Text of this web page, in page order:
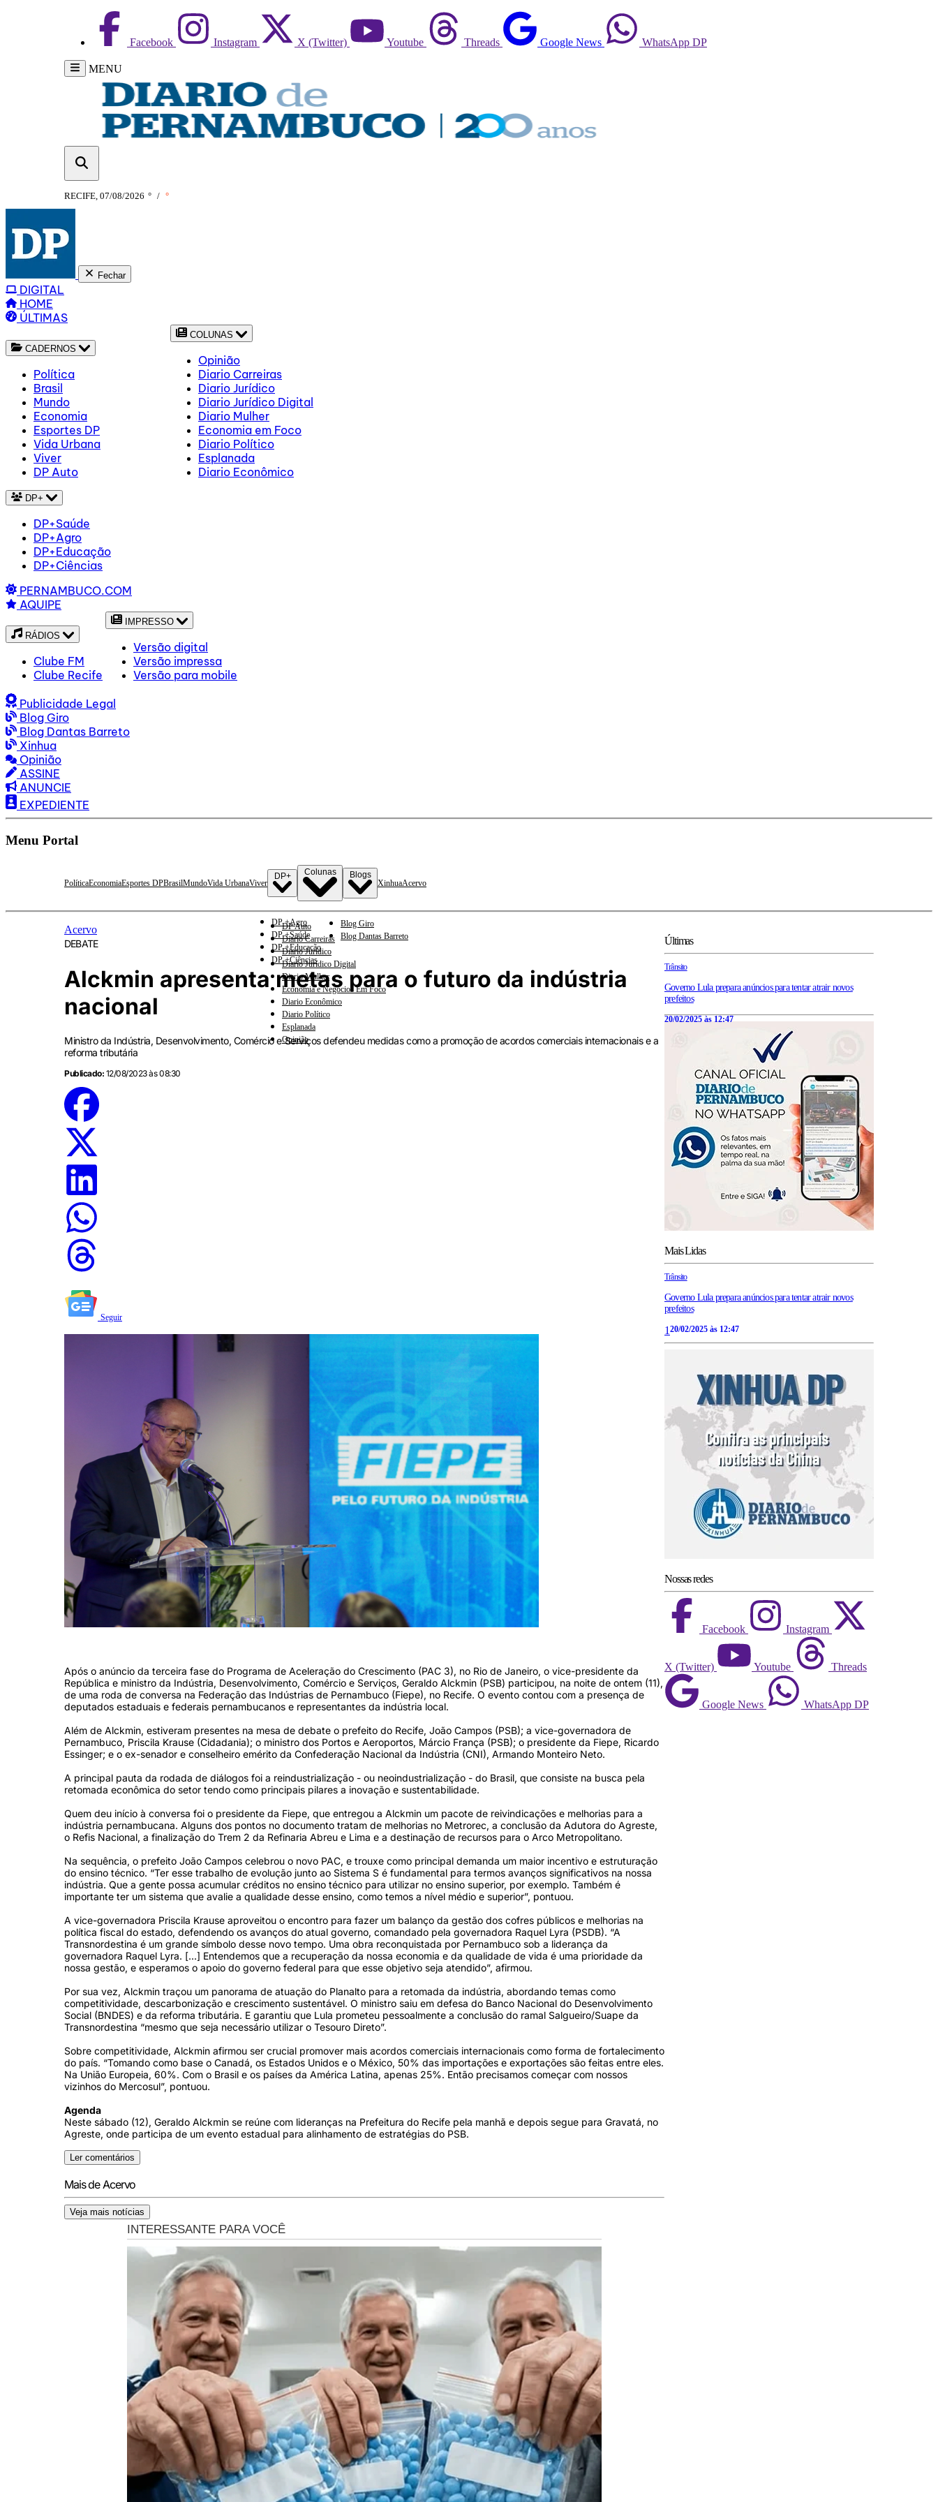
Facebook Instagram X (Twitter) Youtube Threads Google News WhatsApp DP
MENU
RECIFE, 07/08/2026 ° / °
Fechar
DIGITAL
HOME
ÚLTIMAS
CADERNOS
Política
Brasil
Mundo
Economia
Esportes DP
Vida Urbana
Viver
DP Auto
COLUNAS
Opinião
Diario Carreiras
Diario Jurídico
Diario Jurídico Digital
Diario Mulher
Economia em Foco
Diario Político
Esplanada
Diario Econômico
DP+
DP+Saúde
DP+Agro
DP+Educação
DP+Ciências
PERNAMBUCO.COM
AQUIPE
RÁDIOS
Clube FM
Clube Recife
IMPRESSO
Versão digital
Versão impressa
Versão para mobile
Publicidade Legal
Blog Giro
Blog Dantas Barreto
Xinhua
Opinião
ASSINE
ANUNCIE
EXPEDIENTE
Menu Portal
PolíticaEconomiaEsportes DPBrasilMundoVida UrbanaViver
DP+
DP +Agro
DP +Saúde
DP +Educação
DP +Ciências
Colunas
DP Auto
Diario Carreiras
Diario Jurídico
Diario Jurídico Digital
Diario Mulher
Economia e Negócios Em Foco
Diario Econômico
Diario Político
Esplanada
Opinião
Blogs
Blog Giro
Blog Dantas Barreto
XinhuaAcervo
Acervo
DEBATE
Alckmin apresenta metas para o futuro da indústria
nacional
Ministro da Indústria, Desenvolvimento, Comércio e Serviços defendeu medidas como a promoção de acordos comerciais internacionais e a
reforma tributária
Publicado: 12/08/2023 às 08:30
Seguir
Após o anúncio da terceira fase do Programa de Aceleração do Crescimento (PAC 3), no Rio de Janeiro, o vice-presidente da
República e ministro da Indústria, Desenvolvimento, Comércio e Serviços, Geraldo Alckmin (PSB) participou, na noite de ontem (11),
de uma roda de conversa na Federação das Indústrias de Pernambuco (Fiepe), no Recife. O evento contou com a presença de
deputados estaduais e federais pernambucanos e representantes da indústria local.
Além de Alckmin, estiveram presentes na mesa de debate o prefeito do Recife, João Campos (PSB); a vice-governadora de
Pernambuco, Priscila Krause (Cidadania); o ministro dos Portos e Aeroportos, Márcio França (PSB); o presidente da Fiepe, Ricardo
Essinger; e o ex-senador e conselheiro emérito da Confederação Nacional da Indústria (CNI), Armando Monteiro Neto.
A principal pauta da rodada de diálogos foi a reindustrialização - ou neoindustrialização - do Brasil, que consiste na busca pela
retomada econômica do setor tendo como principais pilares a inovação e sustentabilidade.
Quem deu início à conversa foi o presidente da Fiepe, que entregou a Alckmin um pacote de reivindicações e melhorias para a
indústria pernambucana. Alguns dos pontos no documento tratam de melhorias no Metrorec, a conclusão da Adutora do Agreste,
o Refis Nacional, a finalização do Trem 2 da Refinaria Abreu e Lima e a destinação de recursos para o Arco Metropolitano.
Na sequência, o prefeito João Campos celebrou o novo PAC, e trouxe como principal demanda um maior incentivo e estruturação
do ensino técnico. “Ter esse trabalho de evolução junto ao Sistema S é fundamental para termos avanços significativos na nossa
indústria. Que a gente possa acumular créditos no ensino técnico para utilizar no ensino superior, por exemplo. Também é
importante ter um sistema que avalie a qualidade desse ensino, como temos a nível médio e superior”, pontuou.
A vice-governadora Priscila Krause aproveitou o encontro para fazer um balanço da gestão dos cofres públicos e melhorias na
política fiscal do estado, defendendo os avanços do atual governo, comandado pela governadora Raquel Lyra (PSDB). “A
Transnordestina é um grande símbolo desse novo tempo. Uma obra reconquistada por Pernambuco sob a liderança da
governadora Raquel Lyra. [...] Entendemos que a recuperação da nossa economia e da qualidade de vida é uma prioridade da
nossa gestão, e esperamos o apoio do governo federal para que esse objetivo seja atendido”, afirmou.
Por sua vez, Alckmin traçou um panorama de atuação do Planalto para a retomada da indústria, abordando temas como
competitividade, descarbonização e crescimento sustentável. O ministro saiu em defesa do Banco Nacional do Desenvolvimento
Social (BNDES) e da reforma tributária. E garantiu que Lula prometeu pessoalmente a conclusão do ramal Salgueiro/Suape da
Transnordestina “mesmo que seja necessário utilizar o Tesouro Direto”.
Sobre competitividade, Alckmin afirmou ser crucial promover mais acordos comerciais internacionais como forma de fortalecimento
do país. “Tomando como base o Canadá, os Estados Unidos e o México, 50% das importações e exportações são feitas entre eles.
Na União Europeia, 60%. Com o Brasil e os países da América Latina, apenas 25%. Então precisamos começar com nossos
vizinhos do Mercosul”, pontuou.
Agenda
Neste sábado (12), Geraldo Alckmin se reúne com lideranças na Prefeitura do Recife pela manhã e depois segue para Gravatá, no
Agreste, onde participa de um evento estadual para alinhamento de estratégias do PSB.
Ler comentários
Mais de Acervo
Veja mais notícias
Últimas
Trânsito
Governo Lula prepara anúncios para tentar atrair novos
prefeitos
20/02/2025 às 12:47
Mais Lidas
Trânsito
Governo Lula prepara anúncios para tentar atrair novos
prefeitos
1 20/02/2025 às 12:47
Nossas redes
Facebook Instagram
X (Twitter) Youtube Threads
Google News WhatsApp DP